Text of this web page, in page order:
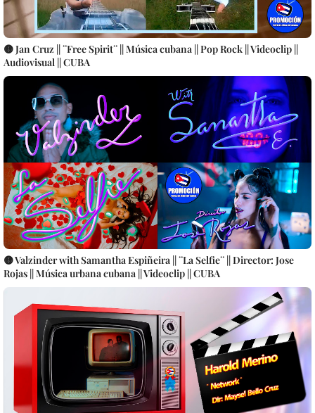
🟡 Jan Cruz || ¨Free Spirit¨ || Música cubana || Pop Rock || Videoclip ||
Audiovisual || CUBA
🟡 Valzinder with Samantha Espiñeira || ¨La Selfie¨ || Director: Jose
Rojas || Música urbana cubana || Videoclip || CUBA